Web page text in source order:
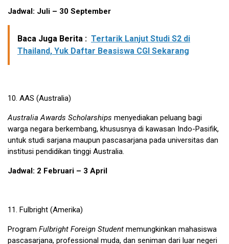
Jadwal: Juli – 30 September
Baca Juga Berita : Tertarik Lanjut Studi S2 di
Thailand, Yuk Daftar Beasiswa CGI Sekarang
10. AAS (Australia)
Australia Awards Scholarships menyediakan peluang bagi
warga negara berkembang, khususnya di kawasan Indo-Pasifik,
untuk studi sarjana maupun pascasarjana pada universitas dan
institusi pendidikan tinggi Australia.
Jadwal: 2 Februari – 3 April
11. Fulbright (Amerika)
Program Fulbright Foreign Student memungkinkan mahasiswa
pascasarjana, professional muda, dan seniman dari luar negeri